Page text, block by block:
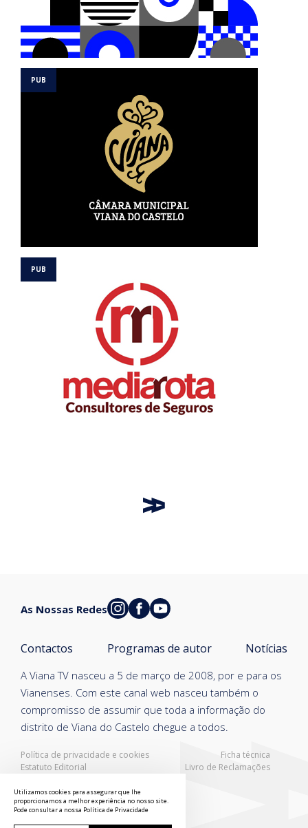
Política de privacidade e cookies
Ficha técnica
Estatuto Editorial
Livro de Reclamações
A Viana TV nasceu a 5 de março de 2008, por e para os
Vianenses. Com este canal web nasceu também o
compromisso de assumir que toda a informação do
distrito de Viana do Castelo chegue a todos.
Contactos Programas de autor Notícias
As Nossas Redes
Utilizamos cookies para assegurar que lhe
proporcionamos a melhor experiência no nosso site.
Pode consultar a nossa Política de Privacidade